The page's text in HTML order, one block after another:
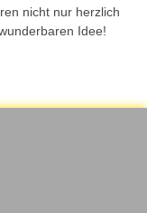
nicht nur herzlich
Idee!